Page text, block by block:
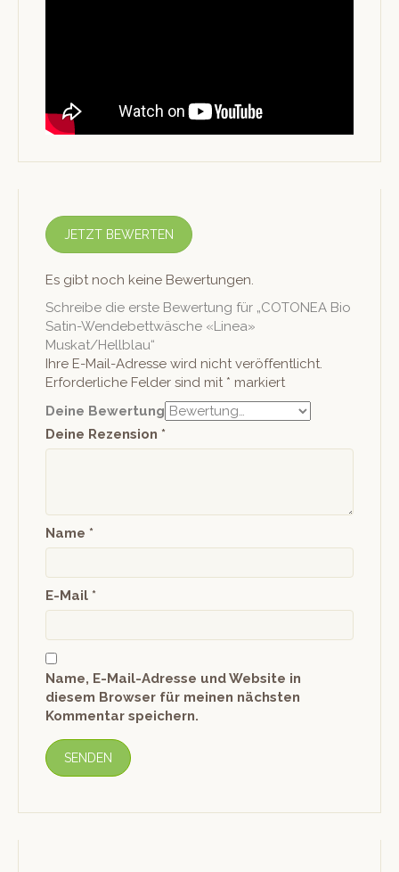
JETZT BEWERTEN
Es gibt noch keine Bewertungen.
Schreibe die erste Bewertung für „COTONEA Bio
Satin-Wendebettwäsche «Linea»
Muskat/Hellblau“
Ihre E-Mail-Adresse wird nicht veröffentlicht.
Erforderliche Felder sind mit * markiert
Deine Bewertung
Deine Rezension *
Name *
E-Mail *
Name, E-Mail-Adresse und Website in
diesem Browser für meinen nächsten
Kommentar speichern.